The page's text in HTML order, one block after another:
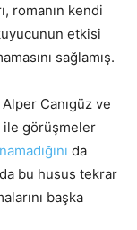
romanın kendi
etkisi
sağlamış.
Canıgüz ve
ile görüşmeler
da
bu husus tekrar
başka